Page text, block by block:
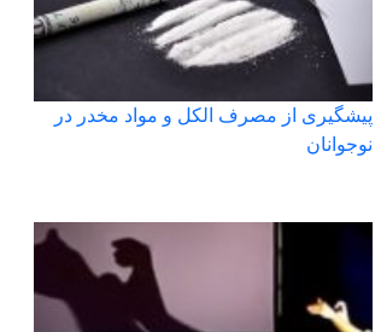
پیشگیری از مصرف الکل و مواد مخدر در
نوجوانان